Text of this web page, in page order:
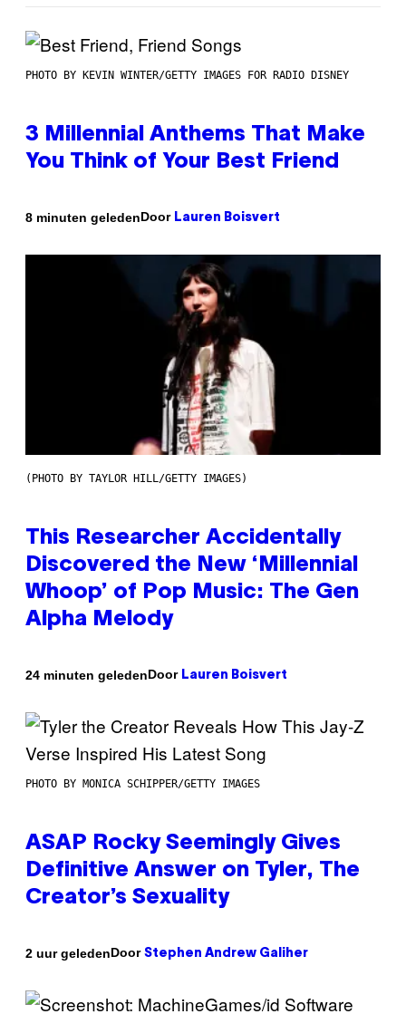
PHOTO BY KEVIN WINTER/GETTY IMAGES FOR RADIO DISNEY
3 Millennial Anthems That Make
You Think of Your Best Friend
8 minuten geledenDoor Lauren Boisvert
(PHOTO BY TAYLOR HILL/GETTY IMAGES)
This Researcher Accidentally
Discovered the New ‘Millennial
Whoop’ of Pop Music: The Gen
Alpha Melody
24 minuten geledenDoor Lauren Boisvert
PHOTO BY MONICA SCHIPPER/GETTY IMAGES
ASAP Rocky Seemingly Gives
Definitive Answer on Tyler, The
Creator’s Sexuality
2 uur geledenDoor Stephen Andrew Galiher